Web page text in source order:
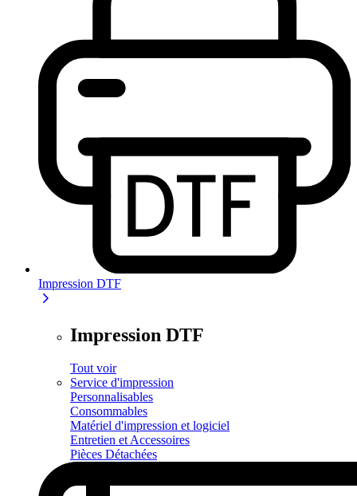
Impression DTF
Impression DTF
Tout voir
Service d'impression
Personnalisables
Consommables
Matériel d'impression et logiciel
Entretien et Accessoires
Pièces Détachées